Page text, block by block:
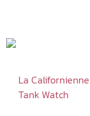
La
Tank Watch